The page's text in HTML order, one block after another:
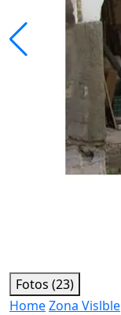
Fotos (23)
HomeZona Vislble